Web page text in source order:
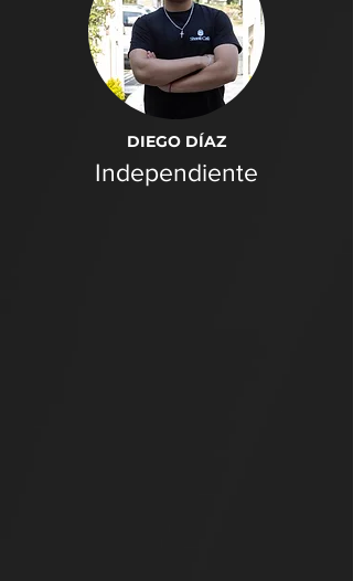
DIEGO DÍAZ
Independiente